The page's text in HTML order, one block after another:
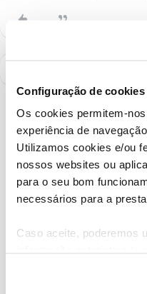
Configuração de cookies
Os cookies permitem-
experiência de
Utilizamos cookies e/ou
nossos websites ou
para o seu bom
necessários para a
Caso aceite, poderemos
funcionalidades (cookies